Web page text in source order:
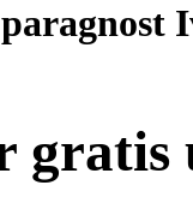
gratis